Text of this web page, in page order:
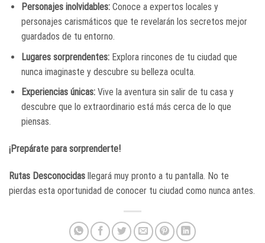
Personajes inolvidables:Conoce a expertos locales y
personajes carismáticos que te revelarán los secretos mejor
guardados de tu entorno.
Lugares sorprendentes:Explora rincones de tu ciudad que
nunca imaginaste y descubre su belleza oculta.
Experiencias únicas:Vive la aventura sin salir de tu casa y
descubre que lo extraordinario está más cerca de lo que
piensas.
¡Prepárate para sorprenderte!
Rutas Desconocidas llegará muy pronto a tu pantalla. No te
pierdas esta oportunidad de conocer tu ciudad como nunca antes.